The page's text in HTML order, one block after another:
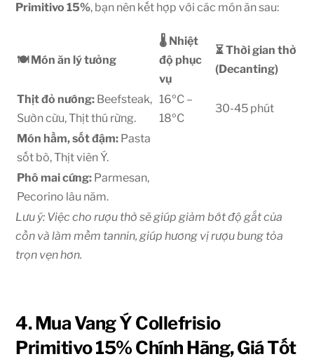
Primitivo 15%, bạn nên kết hợp với các món ăn sau:
🍽️ Món ăn lý tưởng
🌡️ Nhiệt
độ phục
vụ
⏳ Thời gian thở
(Decanting)
Thịt đỏ nướng: Beefsteak,
Sườn cừu, Thịt thú rừng.
16ºC –
18ºC
30-45 phút
Món hầm, sốt đậm: Pasta
sốt bò, Thịt viên Ý.
Phô mai cứng: Parmesan,
Pecorino lâu năm.
Lưu ý: Việc cho rượu thở sẽ giúp giảm bớt độ gắt của
cồn và làm mềm tannin, giúp hương vị rượu bung tỏa
trọn vẹn hơn.
4. Mua Vang Ý Collefrisio
Primitivo 15% Chính Hãng, Giá Tốt